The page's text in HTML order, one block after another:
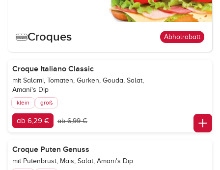
Croques Abholrabatt
Croque Italiano Classic
mit Salami, Tomaten, Gurken, Gouda, Salat,
Amani's Dip
klein groß
ab 6,29 € ab 6,99 €
Croque Puten Genuss
mit Putenbrust, Mais, Salat, Amani's Dip